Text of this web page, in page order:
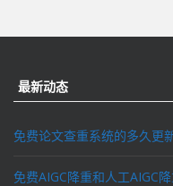
航
最新动态
免费论文查重系统的多久更
免费AIGC降重和人工AIGC降